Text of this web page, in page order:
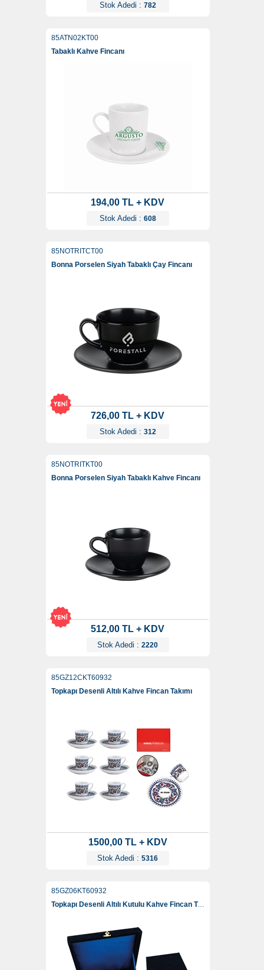
Stok Adedi : 782
85ATN02KT00
Tabaklı Kahve Fincanı
194,00 TL + KDV
Stok Adedi : 608
85NOTRITCT00
Bonna Porselen Siyah Tabaklı Çay Fincanı
726,00 TL + KDV
Stok Adedi : 312
85NOTRITKT00
Bonna Porselen Siyah Tabaklı Kahve Fincanı
512,00 TL + KDV
Stok Adedi : 2220
85GZ12CKT60932
Topkapı Desenli Altılı Kahve Fincan Takımı
1500,00 TL + KDV
Stok Adedi : 5316
85GZ06KT60932
Topkapı Desenli Altılı Kutulu Kahve Fincan Takımı